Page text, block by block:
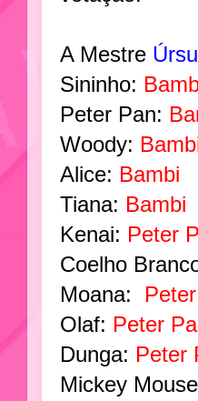
A Mestre
Sininho:
Peter Pan:
Woody:
Alice: Bambi
Tiana: Bambi
Kenai: Peter
Coelho
Moana:
Olaf: Peter
Dunga: Peter
Mickey